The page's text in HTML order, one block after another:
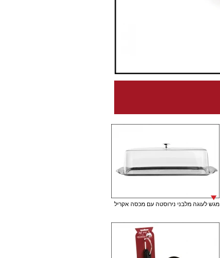
מגש לעוגה מלבני נירוסטה עם מכסה אקריל